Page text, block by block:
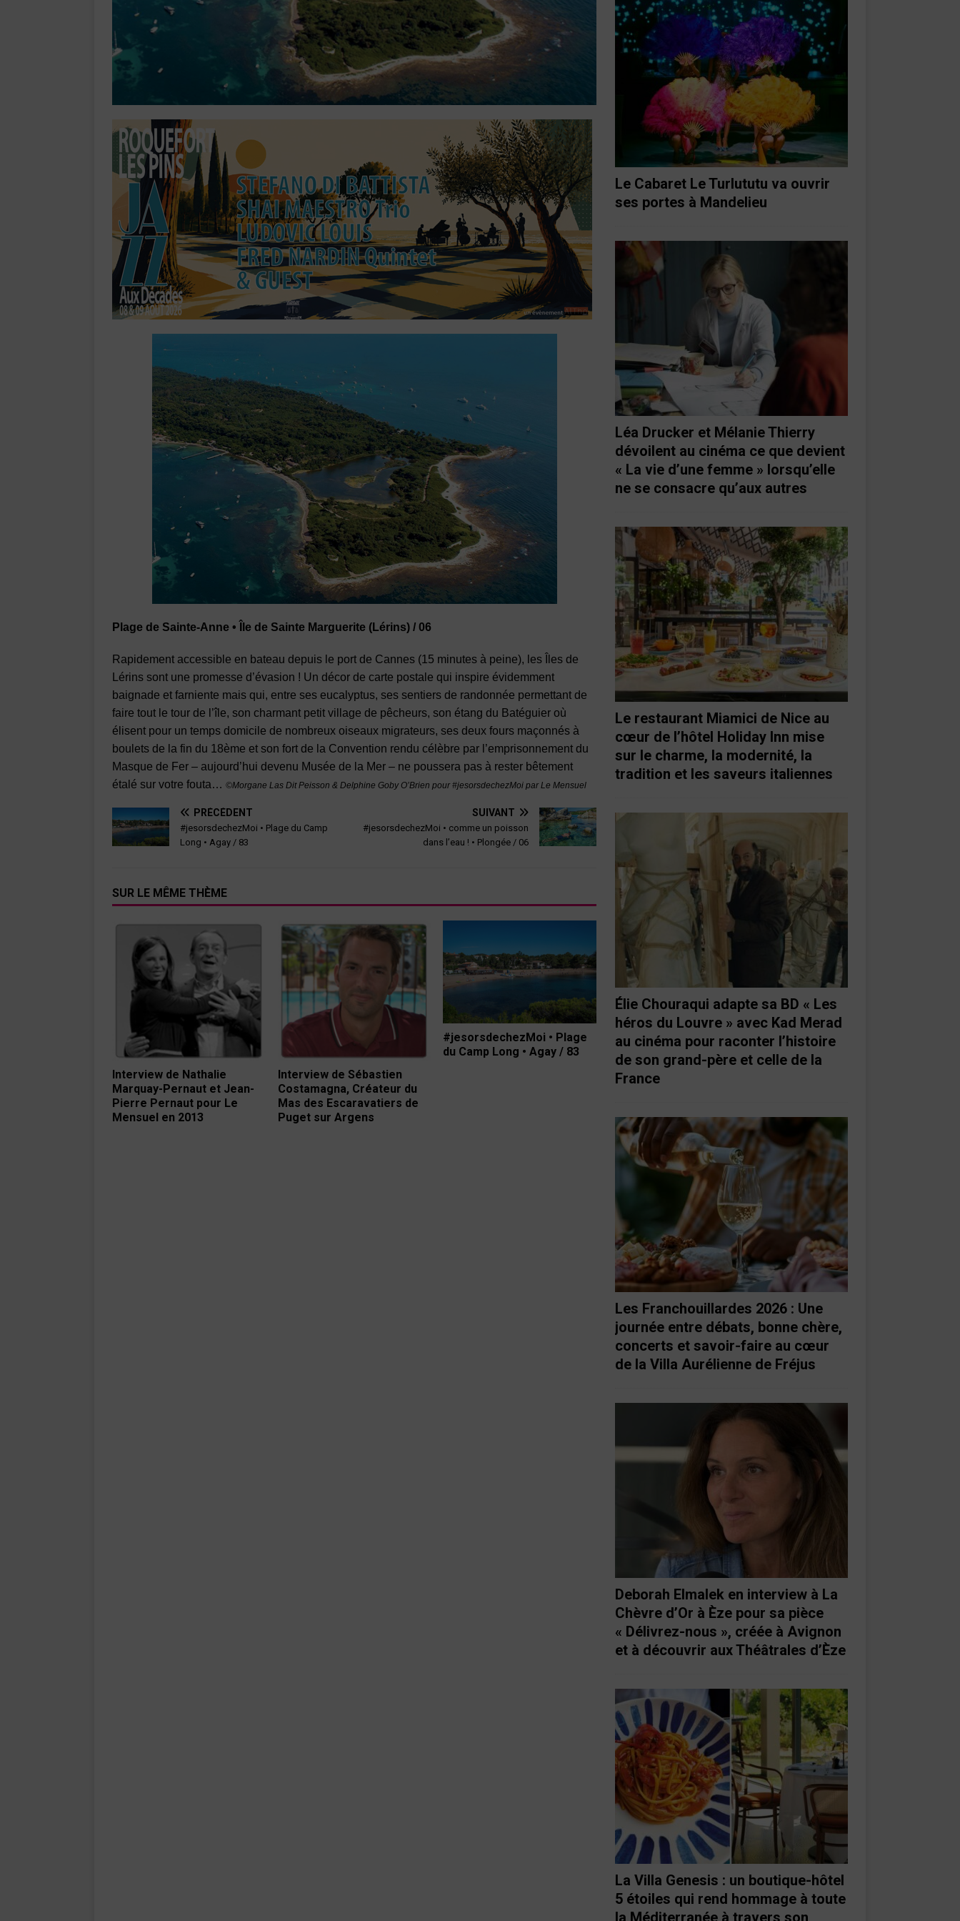
Plage de Sainte-Anne • Île de Sainte Marguerite (Lérins) / 06
Rapidement accessible en bateau depuis le port de Cannes (15 minutes à peine), les Îles de
Lérins sont une promesse d’évasion ! Un décor de carte postale qui inspire évidemment
baignade et farniente mais qui, entre ses eucalyptus, ses sentiers de randonnée permettant de
faire tout le tour de l’île, son charmant petit village de pêcheurs, son étang du Batéguier où
élisent pour un temps domicile de nombreux oiseaux migrateurs, ses deux fours maçonnés à
boulets de la fin du 18ème et son fort de la Convention rendu célèbre par l’emprisonnement du
Masque de Fer – aujourd’hui devenu Musée de la Mer – ne poussera pas à rester bêtement
étalé sur votre fouta… ©Morgane Las Dit Peisson & Delphine Goby O’Brien pour #jesorsdechezMoi par Le Mensuel
PRÉCÉDENT
#jesorsdechezMoi • Plage du Camp
Long • Agay / 83
SUIVANT
#jesorsdechezMoi • comme un poisson
dans l’eau ! • Plongée / 06
SUR LE MÊME THÈME
Interview de Nathalie
Marquay-Pernaut et Jean-
Pierre Pernaut pour Le
Mensuel en 2013
Interview de Sébastien
Costamagna, Créateur du
Mas des Escaravatiers de
Puget sur Argens
#jesorsdechezMoi • Plage
du Camp Long • Agay / 83
Le Cabaret Le Turlututu va ouvrir
ses portes à Mandelieu
Léa Drucker et Mélanie Thierry
dévoilent au cinéma ce que devient
« La vie d’une femme » lorsqu’elle
ne se consacre qu’aux autres
Le restaurant Miamici de Nice au
cœur de l’hôtel Holiday Inn mise
sur le charme, la modernité, la
tradition et les saveurs italiennes
Élie Chouraqui adapte sa BD « Les
héros du Louvre » avec Kad Merad
au cinéma pour raconter l’histoire
de son grand-père et celle de la
France
Les Franchouillardes 2026 : Une
journée entre débats, bonne chère,
concerts et savoir-faire au cœur
de la Villa Aurélienne de Fréjus
Deborah Elmalek en interview à La
Chèvre d’Or à Èze pour sa pièce
« Délivrez-nous », créée à Avignon
et à découvrir aux Théâtrales d’Èze
La Villa Genesis : un boutique-hôtel
5 étoiles qui rend hommage à toute